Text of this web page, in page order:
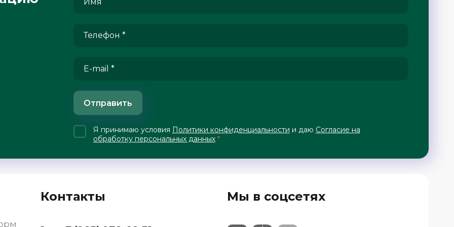
Контакты Мы в соцсетях
Я принимаю условия Политики конфиденциальности и даю Согласие на
обработку персональных данных *
Отправить